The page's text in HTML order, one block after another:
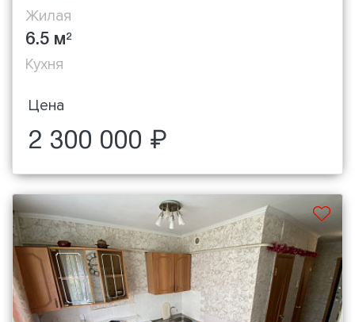
Жилая
6.5 м2
Кухня
Цена
2 300 000 ₽